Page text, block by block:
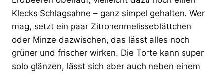
Klecks Schlagsahne – ganz simpel gehalten. Wer
mag, setzt ein paar Zitronenmelisseblättchen
oder Minze dazwischen, das lässt alles noch
grüner und frischer wirken. Die Torte kann super
solo glänzen, lässt sich aber auch neben einem